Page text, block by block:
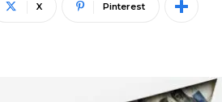
X Pinterest